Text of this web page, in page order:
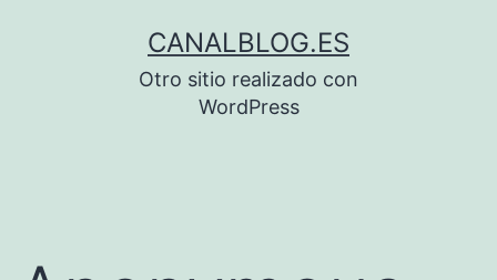
CANALBLOG.ES
Otro sitio realizado con
WordPress